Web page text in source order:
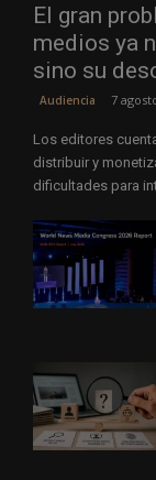
El gran
medios ya
sino su
Audiencia 7
Los editores
distribuir y
dificultades para